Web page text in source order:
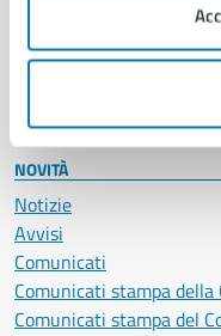
Salute, benessere e
Servizi Cimiteriali
NOVITÀ
Notizie
Avvisi
Comunicati
Comunicati stampa
Comunicati stampa del